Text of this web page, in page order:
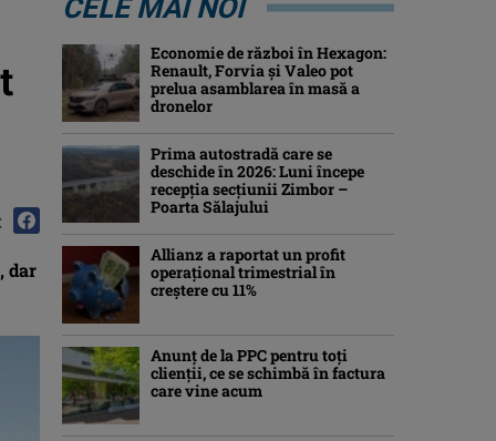
dar
CELE MAI NOI
Economie de război în Hexagon:
Renault, Forvia și Valeo pot
prelua asamblarea în masă a
dronelor
Prima autostradă care se
deschide în 2026: Luni începe
recepția secțiunii Zimbor –
Poarta Sălajului
Allianz a raportat un profit
operaţional trimestrial în
creștere cu 11%
Anunț de la PPC pentru toți
clienții, ce se schimbă în factura
care vine acum